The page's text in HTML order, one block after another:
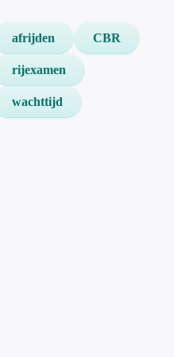
afrijden CBR
rijexamen
wachttijd